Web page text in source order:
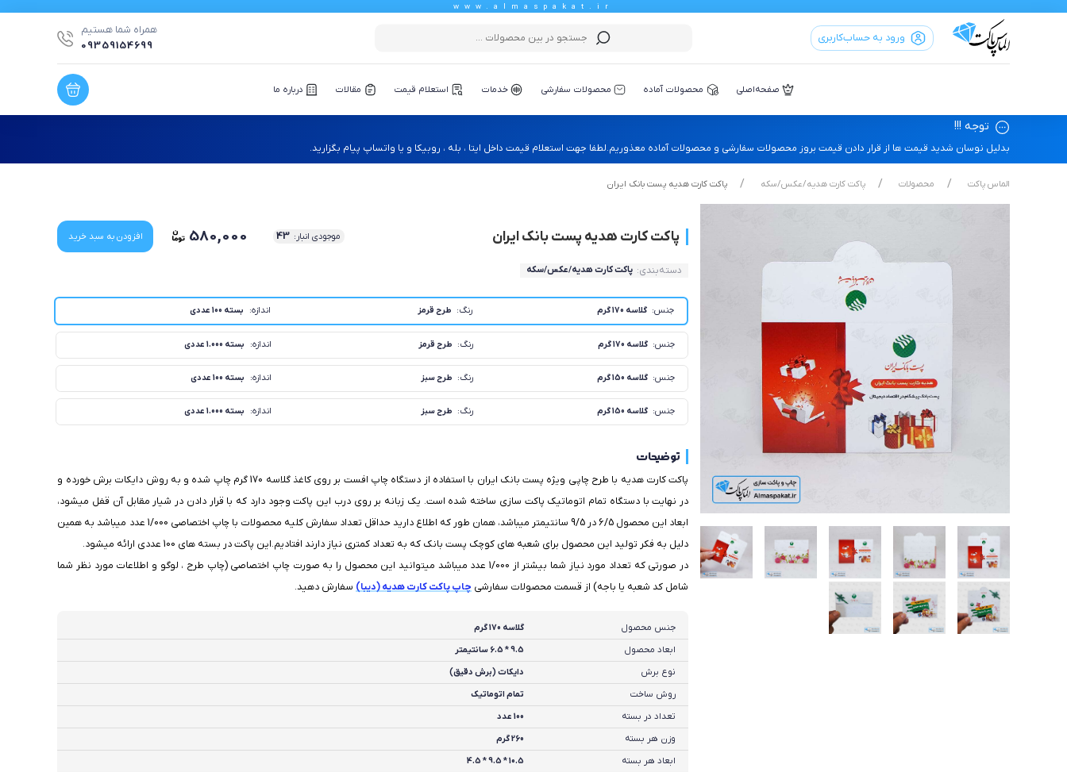
www.almaspakat.ir
ورود به حساب‌کاربری
همراه شما هستیم
09359154699
صفحه‌اصلی محصولات آماده محصولات سفارشی خدمات استعلام قیمت مقالات درباره ما
توجه !!!
بدلیل نوسان شدید قیمت ها از قرار دادن قیمت بروز محصولات سفارشی و محصولات آماده معذوریم.لطفا جهت استعلام قیمت داخل ایتا ، بله ، روبیکا و یا واتساپ پیام بگزارید.
الماس پاکت محصولات پاکت کارت هدیه/عکس/سکه پاکت کارت هدیه پست بانک ایران
پاکت کارت هدیه پست بانک ایران موجودی انبار: 43
580,000 افزودن به سبد خرید
دسته‌بندی:‌ پاکت کارت هدیه/عکس/سکه
جنس: گلاسه 170 گرم رنگ: طرح قرمز اندازه: بسته 100 عددی
جنس: گلاسه 170 گرم رنگ: طرح قرمز اندازه: بسته 1.000 عددی
جنس: گلاسه 150 گرم رنگ: طرح سبز اندازه: بسته 100 عددی
جنس: گلاسه 150 گرم رنگ: طرح سبز اندازه: بسته 1.000 عددی
توضیحات
پاکت کارت هدیه با طرح چاپی ویژه پست بانک ایران با استفاده از دستگاه چاپ افست بر روی کاغذ گلاسه 170 گرم چاپ شده و به روش دایکات برش خورده و
در نهایت با دستگاه تمام اتوماتیک پاکت سازی ساخته شده است. یک زبانه بر روی درب این پاکت وجود دارد که با قرار دادن در شیار مقابل آن قفل میشود،
ابعاد این محصول 6/5 در 9/5 سانتیمتر میباشد، همان طور که اطلاع دارید حداقل تعداد سفارش کلیه محصولات با چاپ اختصاصی 1/000 عدد میباشد به همین
دلیل به فکر تولید این محصول برای شعبه های کوچک پست بانک که به تعداد کمتری نیاز دارند افتادیم.این پاکت در بسته های 100 عددی ارائه میشود.
در صورتی که تعداد مورد نیاز شما بیشتر از 1/000 عدد میباشد میتوانید این محصول را به صورت چاپ اختصاصی (چاپ طرح ، لوگو و اطلاعات مورد نظر شما
شامل کد شعبه یا باجه) از قسمت محصولات سفارشی چاپ پاکت کارت هدیه (دیبا) سفارش دهید.
جنس محصول گلاسه 170 گرم
ابعاد محصول 9.5 * 6.5 سانتیمتر
نوع برش دایکات (برش دقیق)
روش ساخت تمام اتوماتیک
تعداد در بسته 100 عدد
وزن هر بسته 260 گرم
ابعاد هر بسته 10.5 * 9.5 * 4.5